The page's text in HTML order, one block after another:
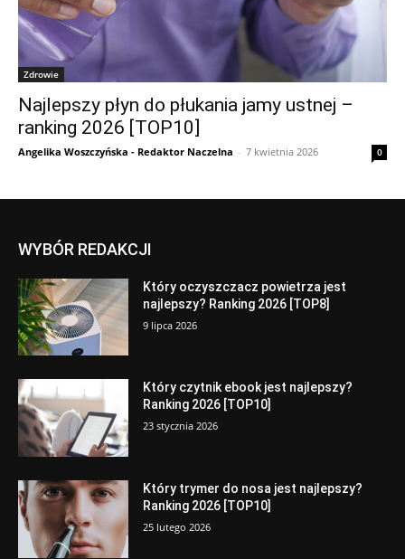
Zdrowie
Najlepszy płyn do płukania jamy ustnej –
ranking 2026 [TOP10]
Angelika Woszczyńska - Redaktor Naczelna - 7 kwietnia 2026 0
WYBÓR REDAKCJI
Który oczyszczacz powietrza jest
najlepszy? Ranking 2026 [TOP8]
9 lipca 2026
Który czytnik ebook jest najlepszy?
Ranking 2026 [TOP10]
23 stycznia 2026
Który trymer do nosa jest najlepszy?
Ranking 2026 [TOP10]
25 lutego 2026